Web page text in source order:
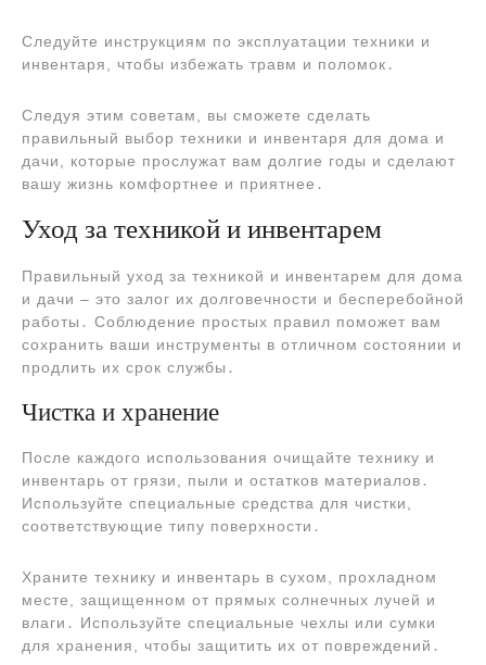
Следуйте инструкциям по эксплуатации техники и
инвентаря, чтобы избежать травм и поломок․
Следуя этим советам, вы сможете сделать
правильный выбор техники и инвентаря для дома и
дачи, которые прослужат вам долгие годы и сделают
вашу жизнь комфортнее и приятнее․
Уход за техникой и инвентарем
Правильный уход за техникой и инвентарем для дома
и дачи – это залог их долговечности и бесперебойной
работы․ Соблюдение простых правил поможет вам
сохранить ваши инструменты в отличном состоянии и
продлить их срок службы․
Чистка и хранение
После каждого использования очищайте технику и
инвентарь от грязи, пыли и остатков материалов․
Используйте специальные средства для чистки,
соответствующие типу поверхности․
Храните технику и инвентарь в сухом, прохладном
месте, защищенном от прямых солнечных лучей и
влаги․ Используйте специальные чехлы или сумки
для хранения, чтобы защитить их от повреждений․